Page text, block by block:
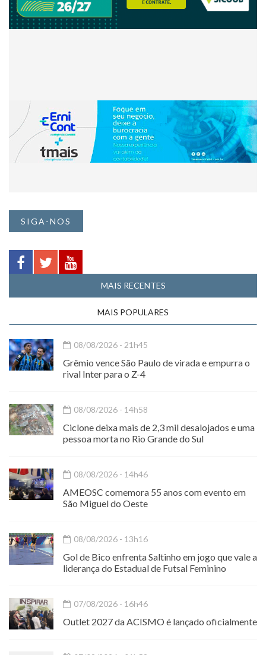
SIGA-NOS
MAIS RECENTES
MAIS POPULARES
08/08/2026 - 21h45
Grêmio vence São Paulo de virada e empurra o
rival Inter para o Z-4
08/08/2026 - 14h58
Ciclone deixa mais de 2,3 mil desalojados e uma
pessoa morta no Rio Grande do Sul
08/08/2026 - 14h46
AMEOSC comemora 55 anos com evento em
São Miguel do Oeste
08/08/2026 - 13h16
Gol de Bico enfrenta Saltinho em jogo que vale a
liderança do Estadual de Futsal Feminino
07/08/2026 - 16h46
Outlet 2027 da ACISMO é lançado oficialmente